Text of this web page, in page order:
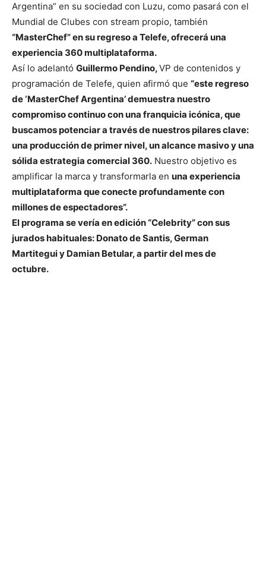
Argentina” en su sociedad con Luzu, como pasará con el
Mundial de Clubes con stream propio, también
“MasterChef” en su regreso a Telefe, ofrecerá una
experiencia 360 multiplataforma.
Así lo adelantó Guillermo Pendino,VP de contenidos y
programación de Telefe, quien afirmó que “este regreso
de ‘MasterChef Argentina’ demuestra nuestro
compromiso continuo con una franquicia icónica, que
buscamos potenciar a través de nuestros pilares clave:
una producción de primer nivel, un alcance masivo y una
sólida estrategia comercial 360. Nuestro objetivo es
amplificar la marca y transformarla en una experiencia
multiplataforma que conecte profundamente con
millones de espectadores”.
El programa se vería en edición “Celebrity” con sus
jurados habituales: Donato de Santis, German
Martitegui y Damian Betular, a partir del mes de
octubre.